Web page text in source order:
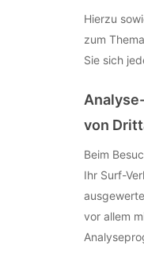
Hierzu
zum
Sie sich
von
Beim
Ihr Surf-
vor allem